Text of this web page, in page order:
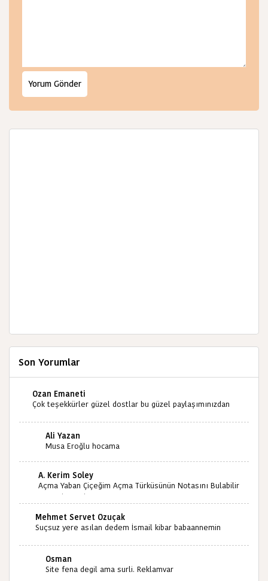
Son Yorumlar
Ozan Emaneti
Çok teşekkürler güzel dostlar bu güzel paylaşımınızdan
ölmeyecektir tekrar teşekkürler saygılarımla
Ali Yazan
Musa Eroğlu hocama
A. Kerim Soley
Açma Yaban Çiçeğim Açma Türküsünün Notasını Bulabilir
miyiz ?İlginiz İçin Şimdiden Teşekkürler.
Mehmet Servet Özuçak
Suçsuz yere asılan dedem İsmail kibar babaannemin
Osman
Site fena degil ama surli. Reklamvar